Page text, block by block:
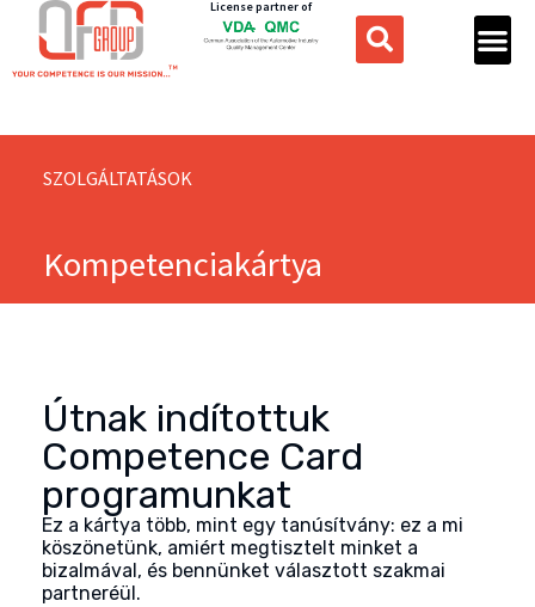
License partner of
SZOLGÁLTATÁSOK
Kompetenciakártya
Útnak indítottuk
Competence Card
programunkat
Ez a kártya több, mint egy tanúsítvány: ez a mi
köszönetünk, amiért megtisztelt minket a
bizalmával, és bennünket választott szakmai
partneréül.